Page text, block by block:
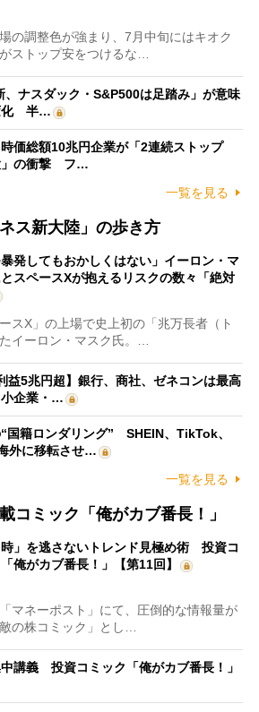
の調整色が強まり、7月中旬にはキオク
ストップ安をつけるな…
、ナスダック・S&P500は足踏み」が意味
化 半…
時価総額10兆円企業が「2連続ストップ
」の衝撃 フ…
一覧を見る
ス新大陸」の歩き方
暴発してもおかしくはない」イーロン・マ
スペースXが抱えるリスクの数々「絶対
スX」の上場で史上初の「兆万長者（ト
イーロン・マスク氏。…
益5兆円超】銀行、商社、ゼネコンは最高
小企業・…
国籍ロンダリング” SHEIN、TikTok、
外に移転させ…
一覧を見る
コミック「俺がカブ番長！」
時」を逃さないトレンド見極め術 投資コ
俺がカブ番長！」【第11回】
マネーポスト」にて、圧倒的な情報量が
の株コミック」とし…
講義 投資コミック「俺がカブ番長！」